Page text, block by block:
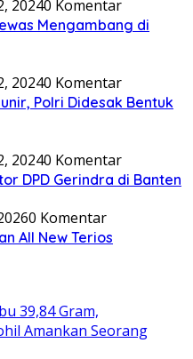
20240 Komentar
Mengambang di
20240 Komentar
Polri Didesak Bentuk
20240 Komentar
DPD Gerindra di Banten
0 Komentar
All New Terios